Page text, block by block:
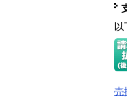
以
売